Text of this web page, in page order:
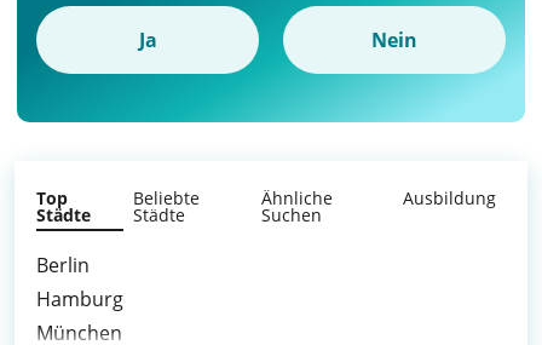
Ja Nein
Top
Städte
Beliebte
Städte
Ähnliche
Suchen
Ausbildung
Berlin
Hamburg
München